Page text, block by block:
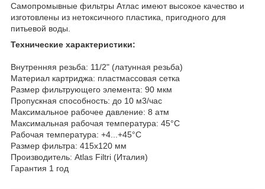
Самопромывные фильтры Атлас имеют высокое качество и
изготовлены из нетоксичного пластика, пригодного для
питьевой воды.
Технические характеристики:
Внутренняя резьба: 11/2" (латунная резьба)
Материал картриджа: пластмассовая сетка
Размер фильтрующего элемента: 90 мкм
Пропускная способность: до 10 м3/час
Максимальное рабочее давление: 8 атм
Максимальная рабочая температура: 45°С
Рабочая температура: +4...+45°С
Размер фильтра: 415х120 мм
Производитель: Atlas Filtri (Италия)
Гарантия 1 год